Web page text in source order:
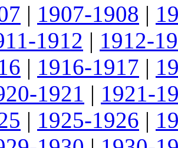
| 1907-1908 |
1912 | 1912-
| 1916-1917 |
1921 | 1921-
| 1925-1926 |